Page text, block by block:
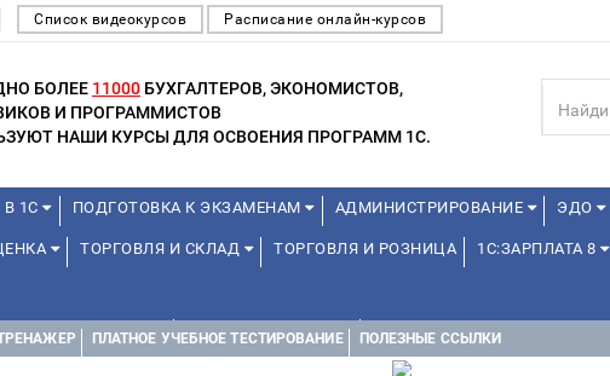
Список видеокурсов Расписание онлайн-курсов
БОЛЕЕ 11000 БУХГАЛТЕРОВ, ЭКОНОМИСТОВ,
И ПРОГРАММИСТОВ
НАШИ КУРСЫ ДЛЯ ОСВОЕНИЯ ПРОГРАММ 1С.
1С ПОДГОТОВКА К ЭКЗАМЕНАМ АДМИНИСТРИРОВАНИЕ ЭДО
ТОРГОВЛЯ И СКЛАД ТОРГОВЛЯ И РОЗНИЦА 1С:ЗАРПЛАТА 8
ШКОЛА 1С ДЛЯ ШКОЛЬНИКОВ 1С:УПРАВЛЕНИЕ ХОЛДИНГОМ
ПЛАТНОЕ УЧЕБНОЕ ТЕСТИРОВАНИЕ ПОЛЕЗНЫЕ ССЫЛКИ